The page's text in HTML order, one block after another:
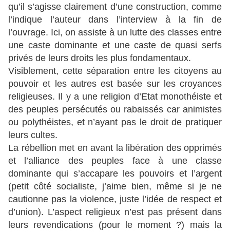
qu’il s’agisse clairement d’une construction, comme
l’indique l’auteur dans l’interview à la fin de
l’ouvrage. Ici, on assiste à un lutte des classes entre
une caste dominante et une caste de quasi serfs
privés de leurs droits les plus fondamentaux.
Visiblement, cette séparation entre les citoyens au
pouvoir et les autres est basée sur les croyances
religieuses. Il y a une religion d’Etat monothéiste et
des peuples persécutés ou rabaissés car animistes
ou polythéistes, et n’ayant pas le droit de pratiquer
leurs cultes.
La rébellion met en avant la libération des opprimés
et l’alliance des peuples face à une classe
dominante qui s’accapare les pouvoirs et l’argent
(petit côté socialiste, j’aime bien, même si je ne
cautionne pas la violence, juste l’idée de respect et
d’union). L’aspect religieux n’est pas présent dans
leurs revendications (pour le moment ?) mais la